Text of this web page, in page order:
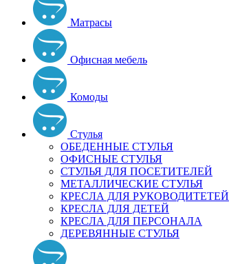
Матрасы
Офисная мебель
Комоды
Стулья
ОБЕДЕННЫЕ СТУЛЬЯ
ОФИСНЫЕ СТУЛЬЯ
СТУЛЬЯ ДЛЯ ПОСЕТИТЕЛЕЙ
МЕТАЛЛИЧЕСКИЕ СТУЛЬЯ
КРЕСЛА ДЛЯ РУКОВОДИТЕТЕЙ
КРЕСЛА ДЛЯ ДЕТЕЙ
КРЕСЛА ДЛЯ ПЕРСОНАЛА
ДЕРЕВЯННЫЕ СТУЛЬЯ